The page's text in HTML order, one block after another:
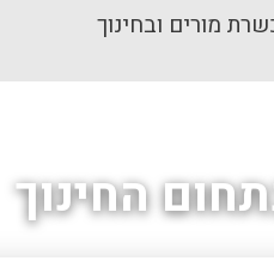
מורים ובחינוך
החינוך